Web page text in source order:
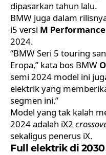
dipasarkan tahun lalu.
BMW juga dalam
i5 versi M Performance
2024.
“BMW Seri 5 touring
Eropa,” kata bos BMW
semi 2024 model ini
elektrik yang
segmen ini.”
Model yang tak kalah
2024 adalah iX2
sekaligus penerus iX.
Full elektrik di 2030